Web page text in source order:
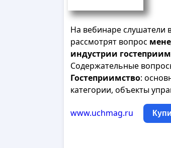
На вебинаре слушатели
рассмотрят вопрос
индустрии
Содержательные
Гостеприимство:
категории, объекты
www.uchmag.ru